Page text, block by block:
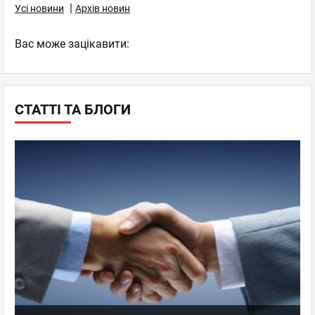
СТАТТІ ТА БЛОГИ
Усі новини Архів новин
Вас може зацікавити: